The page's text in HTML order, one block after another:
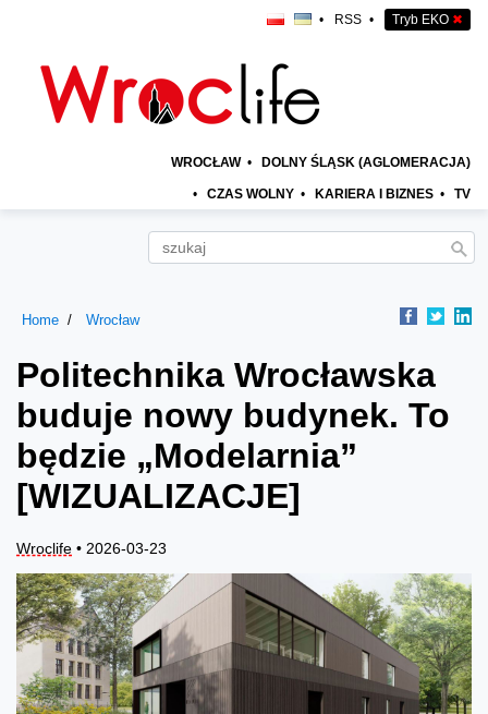
• RSS • Tryb EKO ✖
WROCŁAW • DOLNY ŚLĄSK (AGLOMERACJA)
• CZAS WOLNY • KARIERA I BIZNES • TV
Home Wrocław
Politechnika Wrocławska
buduje nowy budynek. To
będzie „Modelarnia”
[WIZUALIZACJE]
Wroclife • 2026-03-23